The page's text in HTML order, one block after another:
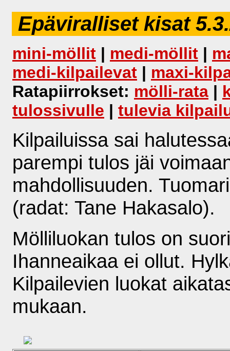
Epäviralliset kisat
mini-möllit | medi-möllit |
medi-kilpailevat | maxi-
Ratapiirrokset: mölli-rata |
tulossivulle | tulevia
Kilpailuissa sai
parempi tulos jäi
mahdollisuuden.
(radat: Tane Hakasalo).
Mölliluokan tulos on
Ihanneaikaa ei ollut.
Kilpailevien luokat
mukaan.